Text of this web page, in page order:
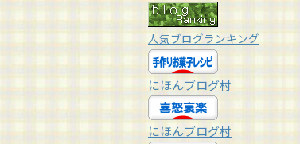
人気ブログランキング
にほんブログ村
にほんブログ村